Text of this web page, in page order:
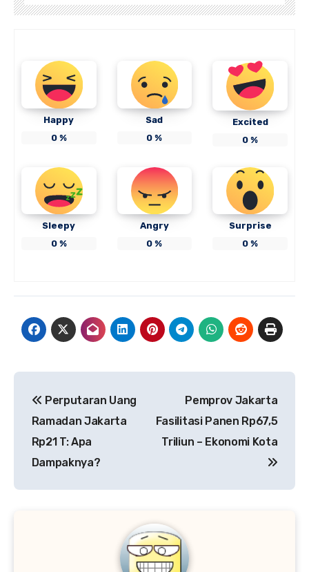
Happy
0%
Sad
0 %
Excited
0 %
Sleepy
0%
Angry
0 %
Surprise
0 %
pos
Perputaran Uang
Ramadan Jakarta
Rp21 T: Apa
Dampaknya?
Pemprov Jakarta
Fasilitasi Panen Rp67,5
Triliun – Ekonomi Kota